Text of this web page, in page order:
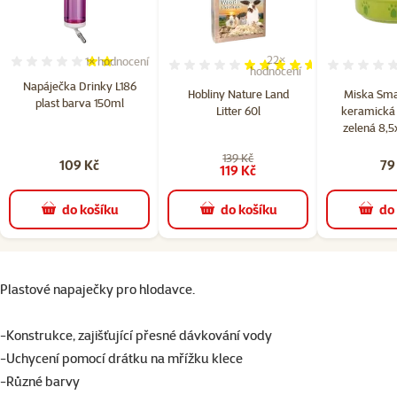
Napáječka Drinky L186
plast barva 150ml
Hodnocení 40%, počet hodnocení: 1
1×hodnocení
109 Kč
do košíku
Hobliny Nature Land
Litter 60l
Hodnocení 92%, počet
22×
hodnocení
139 Kč
119 Kč
do košíku
Miska
zelená
superzoo.product.detail.content
Plastové napaječky pro hlodavce.
-Konstrukce, zajišťující přesné dávkování vody
-Uchycení pomocí drátku na mřížku klece
-Různé barvy